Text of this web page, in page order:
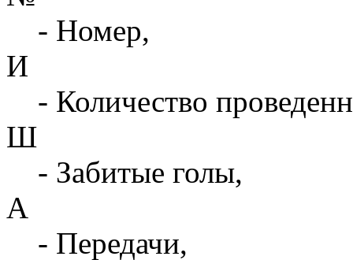
- Номер,
И
- Количество
Ш
- Забитые голы,
А
- Передачи,